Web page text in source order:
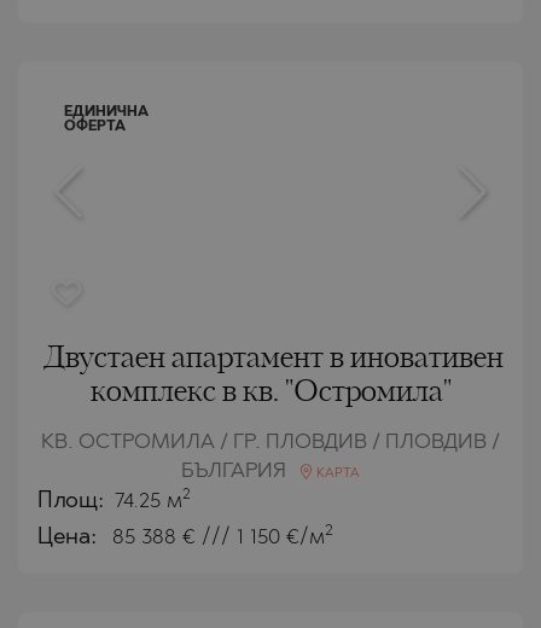
ЕДИНИЧНА
ОФЕРТА
Двустаен апартамент в иновативен
комплекс в кв. "Остромила"
КВ. ОСТРОМИЛА / ГР. ПЛОВДИВ / ПЛОВДИВ /
БЪЛГАРИЯ
КАРТА
Площ: 74.25 м2
Цена: 85 388 € /// 1 150 €/м2